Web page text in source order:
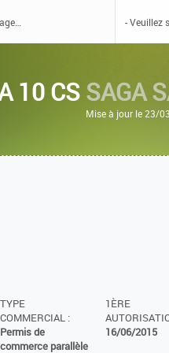
10 CSSAGA
Mise à jour le 23/
TYPE
COMMERCIAL :
Permis de
commerce parallèle
1ÈRE
16/06/2015